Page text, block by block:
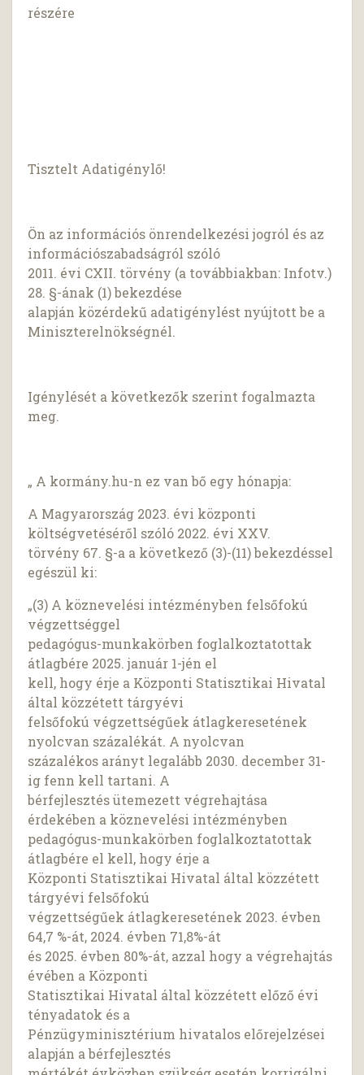
részére
Tisztelt Adatigénylő!
Ön az információs önrendelkezési jogról és az
információszabadságról szóló
2011. évi CXII. törvény (a továbbiakban: Infotv.)
28. §-ának (1) bekezdése
alapján közérdekű adatigénylést nyújtott be a
Miniszterelnökségnél.
Igénylését a következők szerint fogalmazta
meg.
„ A kormány.hu-n ez van bő egy hónapja:
A Magyarország 2023. évi központi
költségvetéséről szóló 2022. évi XXV.
törvény 67. §-a a következő (3)-(11) bekezdéssel
egészül ki:
„(3) A köznevelési intézményben felsőfokú
végzettséggel
pedagógus-munkakörben foglalkoztatottak
átlagbére 2025. január 1-jén el
kell, hogy érje a Központi Statisztikai Hivatal
által közzétett tárgyévi
felsőfokú végzettségűek átlagkeresetének
nyolcvan százalékát. A nyolcvan
százalékos arányt legalább 2030. december 31-
ig fenn kell tartani. A
bérfejlesztés ütemezett végrehajtása
érdekében a köznevelési intézményben
pedagógus-munkakörben foglalkoztatottak
átlagbére el kell, hogy érje a
Központi Statisztikai Hivatal által közzétett
tárgyévi felsőfokú
végzettségűek átlagkeresetének 2023. évben
64,7 %-át, 2024. évben 71,8%-át
és 2025. évben 80%-át, azzal hogy a végrehajtás
évében a Központi
Statisztikai Hivatal által közzétett előző évi
tényadatok és a
Pénzügyminisztérium hivatalos előrejelzései
alapján a bérfejlesztés